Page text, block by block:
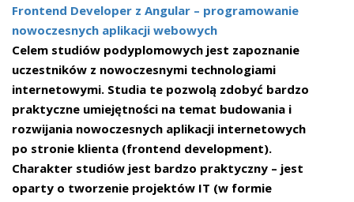
Frontend Developer z Angular – programowanie
nowoczesnych aplikacji webowych
Celem studiów podyplomowych jest zapoznanie
uczestników z nowoczesnymi technologiami
internetowymi. Studia te pozwolą zdobyć bardzo
praktyczne umiejętności na temat budowania i
rozwijania nowoczesnych aplikacji internetowych
po stronie klienta (frontend development).
Charakter studiów jest bardzo praktyczny – jest
oparty o tworzenie projektów IT (w formie